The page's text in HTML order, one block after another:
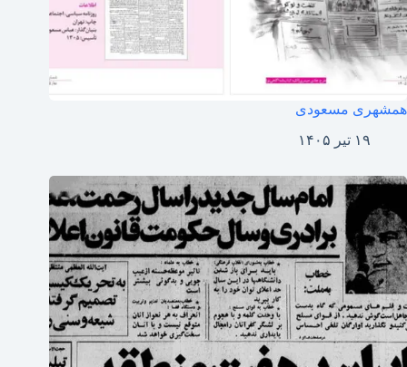
همشهری مسعودی
۱۹ تیر ۱۴۰۵